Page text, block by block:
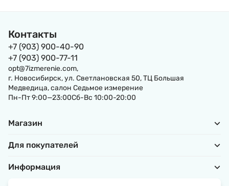
Контакты
+7 (903) 900-40-90
+7 (903) 900-77-11
opt@7izmerenie.com,
г. Новосибирск, ул. Светлановская 50, ТЦ Большая
Медведица, салон Седьмое измерение
Пн-Пт 9:00—23:00Сб-Вс 10:00-20:00
Магазин
Для покупателей
Информация